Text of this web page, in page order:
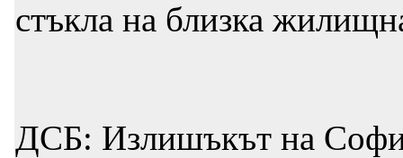
стъкла на близка
ДСБ: Излишъкът на